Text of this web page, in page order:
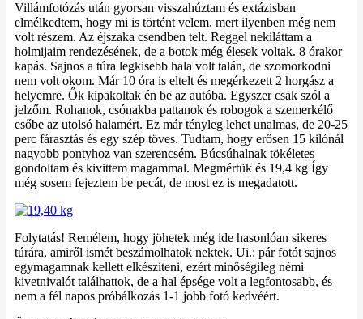
Villámfotózás után gyorsan visszahúztam és extázisban
elmélkedtem, hogy mi is történt velem, mert ilyenben még nem
volt részem. Az éjszaka csendben telt. Reggel nekiláttam a
holmijaim rendezésének, de a botok még élesek voltak. 8 órakor
kapás. Sajnos a túra legkisebb hala volt talán, de szomorkodni
nem volt okom. Már 10 óra is eltelt és megérkezett 2 horgász a
helyemre. Ők kipakoltak én be az autóba. Egyszer csak szól a
jelzőm. Rohanok, csónakba pattanok és robogok a szemerkélő
esőbe az utolsó halamért. Ez már tényleg lehet unalmas, de 20-25
perc fárasztás és egy szép töves. Tudtam, hogy erősen 15 kilónál
nagyobb pontyhoz van szerencsém. Búcsúhalnak tökéletes
gondoltam és kivittem magammal. Megmértük és 19,4 kg Így
még sosem fejeztem be pecát, de most ez is megadatott.
Folytatás! Remélem, hogy jöhetek még ide hasonlóan sikeres
túrára, amiről ismét beszámolhatok nektek. Ui.: pár fotót sajnos
egymagamnak kellett elkészíteni, ezért minőségileg némi
kivetnivalót találhattok, de a hal épsége volt a legfontosabb, és
nem a fél napos próbálkozás 1-1 jobb fotó kedvéért.